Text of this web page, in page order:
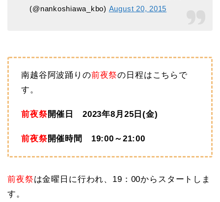
(@nankoshiawa_kbo) August 20, 2015
南越谷阿波踊りの前夜祭の日程はこちらで
す。
前夜祭開催日 2023年8月25日(金)
前夜祭開催時間 19:00～ 21:00
前夜祭は金曜日に行われ、19：00からスタートしま
す。